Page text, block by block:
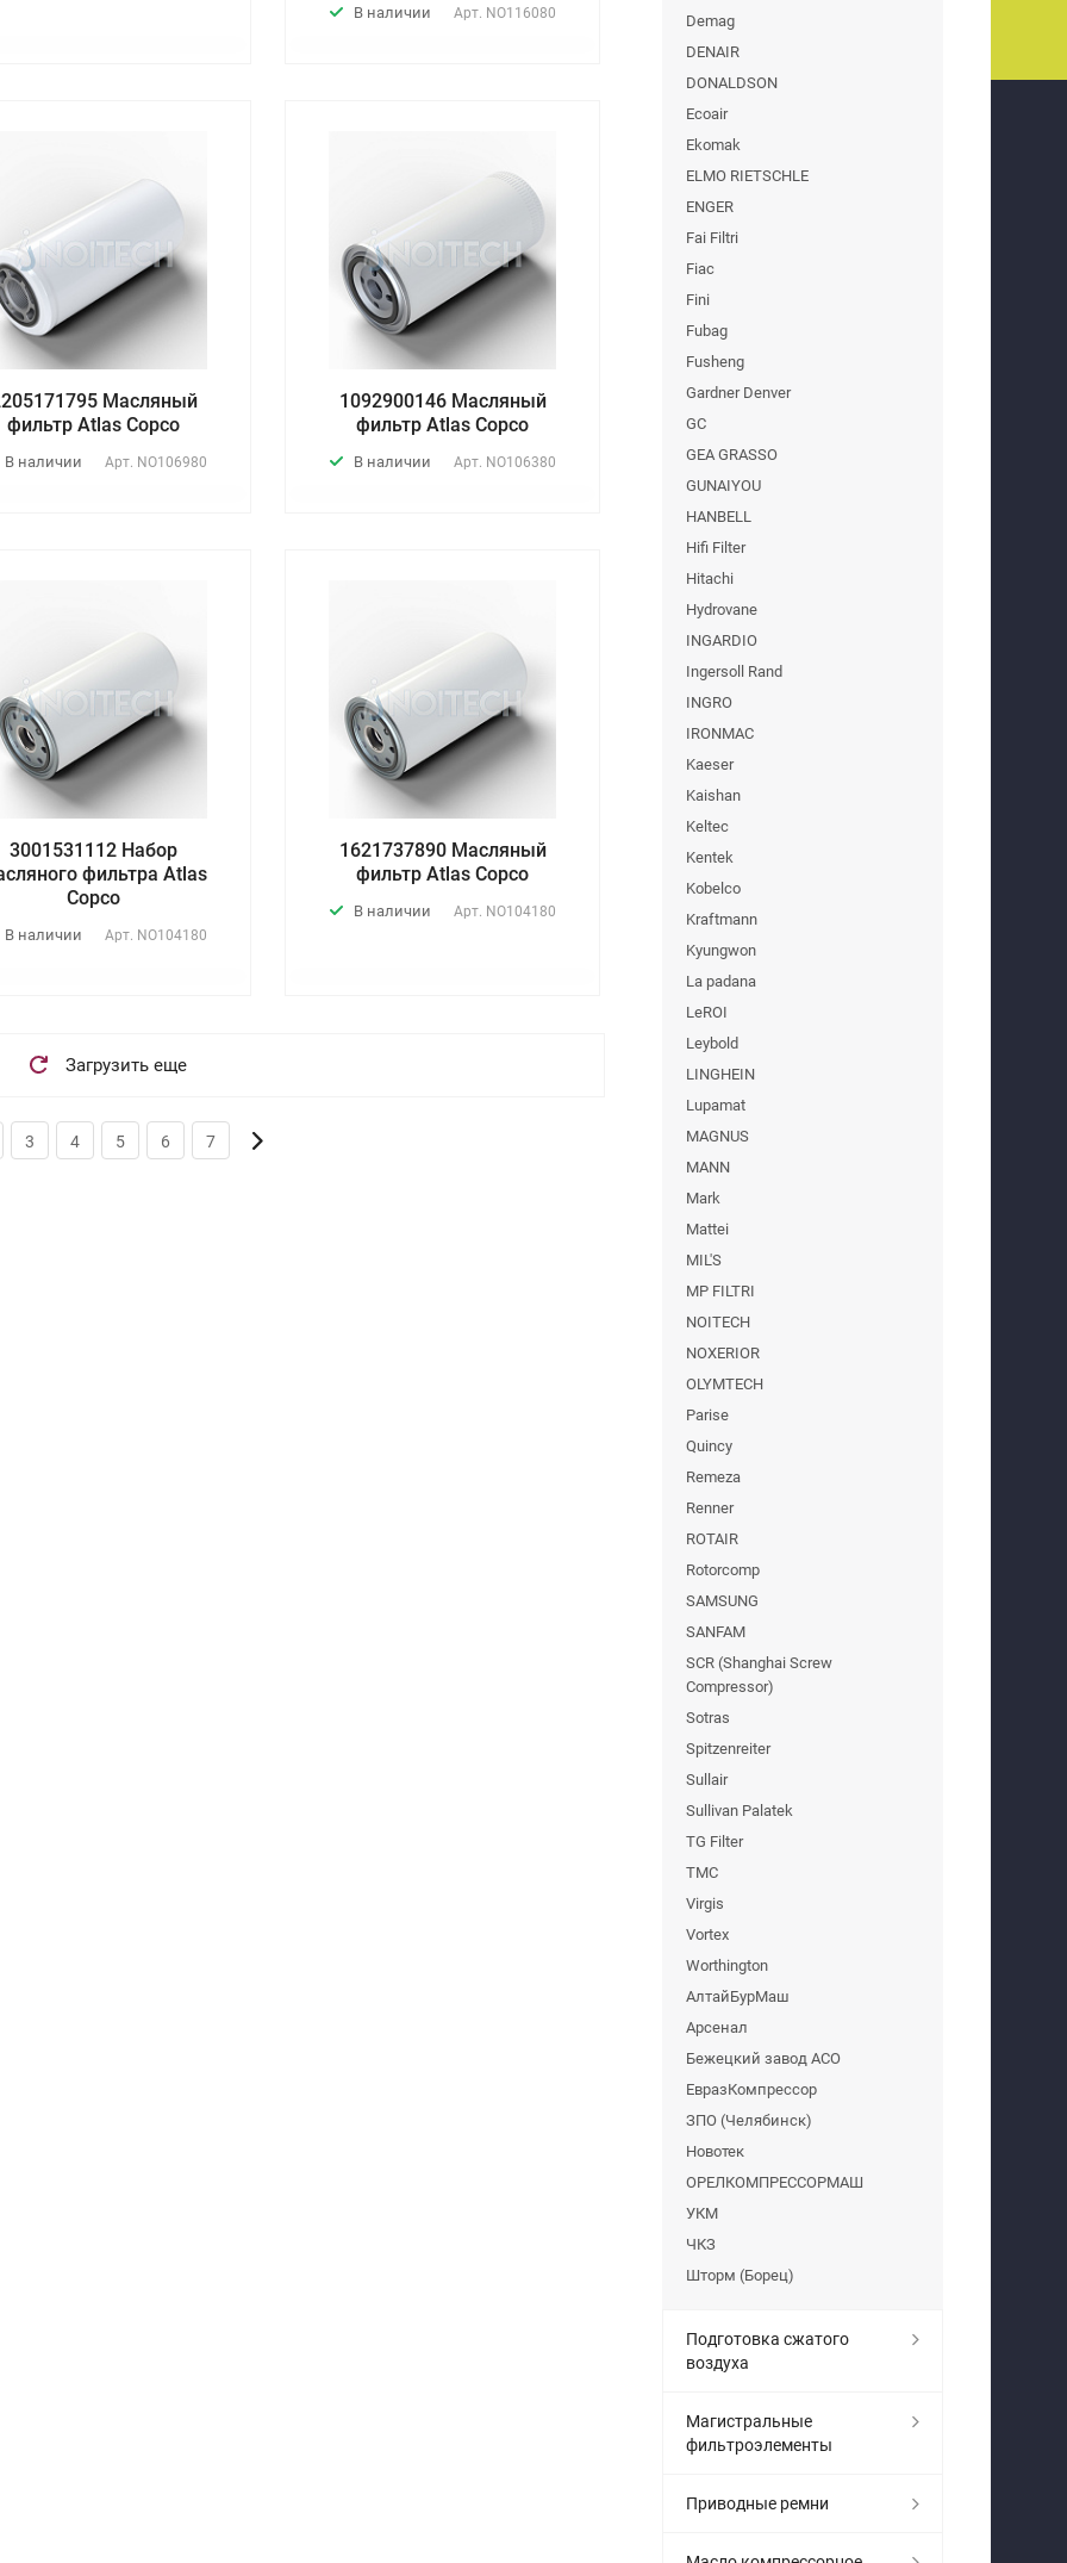
В наличии Арт. NO116080
Масляный
фильтр Atlas Copco
В наличии Арт. NO106980
1092900146 Масляный
фильтр Atlas Copco
В наличии Арт. NO106380
3001531112 Набор
фильтра Atlas
Copco
В наличии Арт. NO104180
1621737890 Масляный
фильтр Atlas Copco
В наличии Арт. NO104180
Загрузить еще
3 4 5 6 7
Demag
DENAIR
DONALDSON
Ecoair
Ekomak
ELMO RIETSCHLE
ENGER
Fai Filtri
Fiac
Fini
Fubag
Fusheng
Gardner Denver
GC
GEA GRASSO
GUNAIYOU
HANBELL
Hifi Filter
Hitachi
Hydrovane
INGARDIO
Ingersoll Rand
INGRO
IRONMAC
Kaeser
Kaishan
Keltec
Kentek
Kobelco
Kraftmann
Kyungwon
La padana
LeROI
Leybold
LINGHEIN
Lupamat
MAGNUS
MANN
Mark
Mattei
MIL'S
MP FILTRI
NOITECH
NOXERIOR
OLYMTECH
Parise
Quincy
Remeza
Renner
ROTAIR
Rotorcomp
SAMSUNG
SANFAM
SCR (Shanghai Screw
Compressor)
Sotras
Spitzenreiter
Sullair
Sullivan Palatek
TG Filter
TMC
Virgis
Vortex
Worthington
АлтайБурМаш
Арсенал
Бежецкий завод АСО
ЕвразКомпрессор
ЗПО (Челябинск)
Новотек
ОРЕЛКОМПРЕССОРМАШ
УКМ
ЧКЗ
Шторм (Борец)
Подготовка сжатого
воздуха
Магистральные
фильтроэлементы
Приводные ремни